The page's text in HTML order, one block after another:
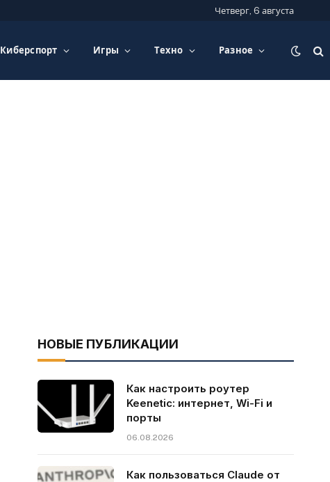
Четверг, 6 августа
Киберспорт Игры Техно Разное
НОВЫЕ ПУБЛИКАЦИИ
Как настроить роутер
Keenetic: интернет, Wi-Fi и
порты
06.08.2026
Как пользоваться Claude от